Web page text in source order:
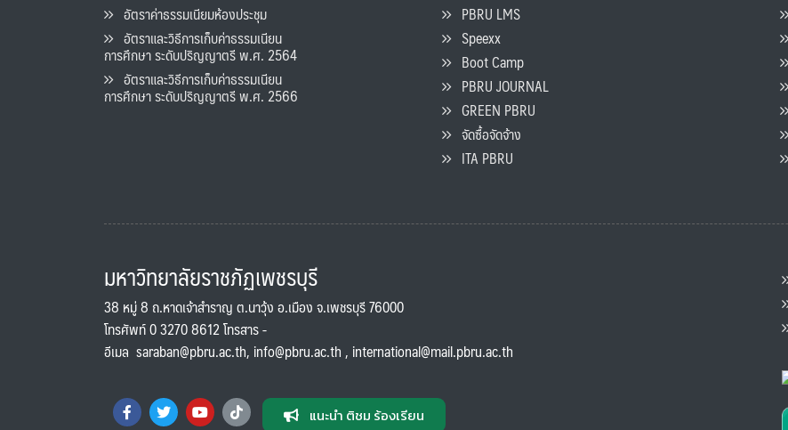
อัตราค่าธรรมเนียมห้องประชุม
อัตราและวิธีการเก็บค่าธรรมเนียน
การศึกษา ระดับปริญญาตรี พ.ศ. 2564
อัตราและวิธีการเก็บค่าธรรมเนียน
การศึกษา ระดับปริญญาตรี พ.ศ. 2566
PBRU LMS
Speexx
Boot Camp
PBRU JOURNAL
GREEN PBRU
จัดซื้อจัดจ้าง
ITA PBRU
มหาวิทยาลัยราชภัฏเพชรบุรี
38 หมู่ 8 ถ.หาดเจ้าสำราญ ต.นาวุ้ง อ.เมือง จ.เพชรบุรี 76000
โทรศัพท์ 0 3270 8612 โทรสาร -
อีเมล saraban@pbru.ac.th, info@pbru.ac.th, international@mail.pbru.ac.th
แนะนำ ติชม ร้องเรียน